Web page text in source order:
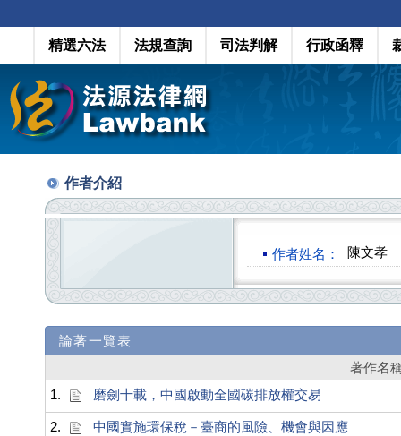
精選六法 法規查詢 司法判解 行政函釋
作者介紹
作者姓名： 陳文孝
論著一覽表
著作名
1.
磨劍十載，中國啟動全國碳排放權交易
2. 中國實施環保稅－臺商的風險、機會與因應